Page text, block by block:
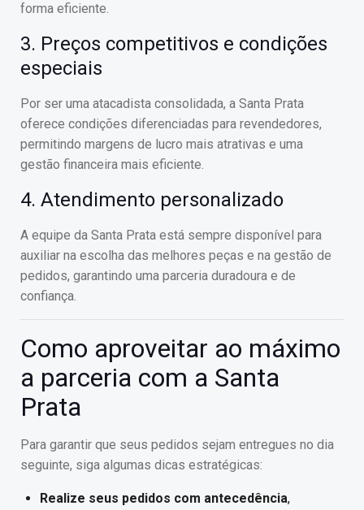
forma eficiente.
3. Preços competitivos e condições
especiais
Por ser uma atacadista consolidada, a Santa Prata
oferece condições diferenciadas para revendedores,
permitindo margens de lucro mais atrativas e uma
gestão financeira mais eficiente.
4. Atendimento personalizado
A equipe da Santa Prata está sempre disponível para
auxiliar na escolha das melhores peças e na gestão de
pedidos, garantindo uma parceria duradoura e de
confiança.
Como aproveitar ao máximo
a parceria com a Santa
Prata
Para garantir que seus pedidos sejam entregues no dia
seguinte, siga algumas dicas estratégicas:
Realize seus pedidos com antecedência,